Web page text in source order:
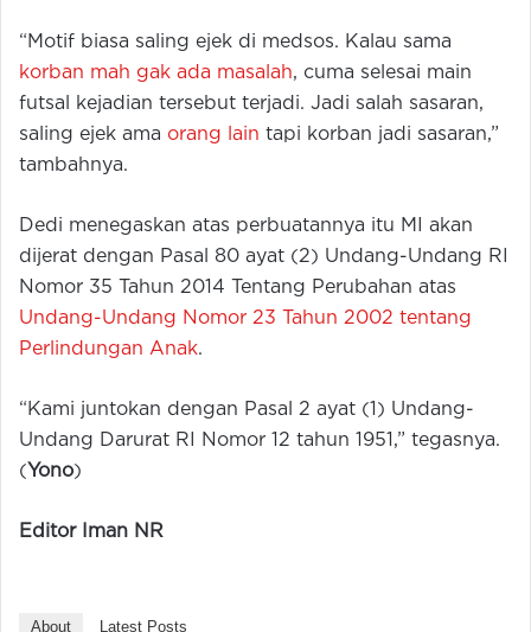
“Motif biasa saling ejek di medsos. Kalau sama
korban mah gak ada masalah, cuma selesai main
futsal kejadian tersebut terjadi. Jadi salah sasaran,
saling ejek ama orang lain tapi korban jadi sasaran,”
tambahnya.
Dedi menegaskan atas perbuatannya itu MI akan
dijerat dengan Pasal 80 ayat (2) Undang-Undang RI
Nomor 35 Tahun 2014 Tentang Perubahan atas
Undang-Undang Nomor 23 Tahun 2002 tentang
Perlindungan Anak.
“Kami juntokan dengan Pasal 2 ayat (1) Undang-
Undang Darurat RI Nomor 12 tahun 1951,” tegasnya.
( Yono)
Editor Iman NR
About Latest Posts